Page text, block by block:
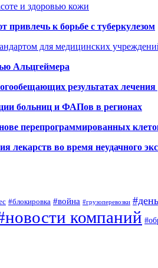
и здоровью кожи
привлечь к борьбе с туберкулезом
для медицинских
Альцгеймера
результатах
больниц и ФАПов в регионах
перепрограммированных
лекарств во время неудачного
#блокировка #война #грузоперевозки
компаний